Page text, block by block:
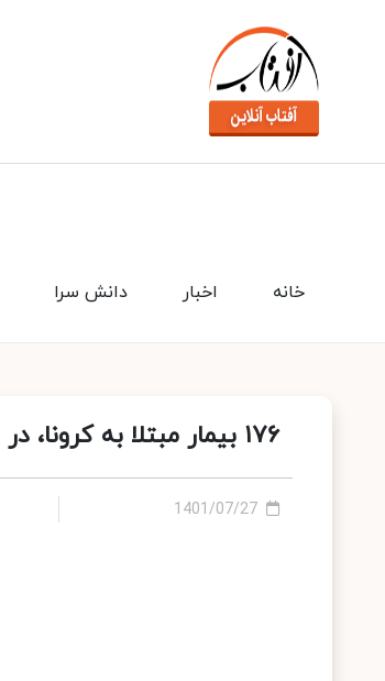
دانش سرا اخبار خانه
۱۷۶ بیمار مبتلا به کرونا، در شبانه روز گذشته جان باختند
1401/07/27